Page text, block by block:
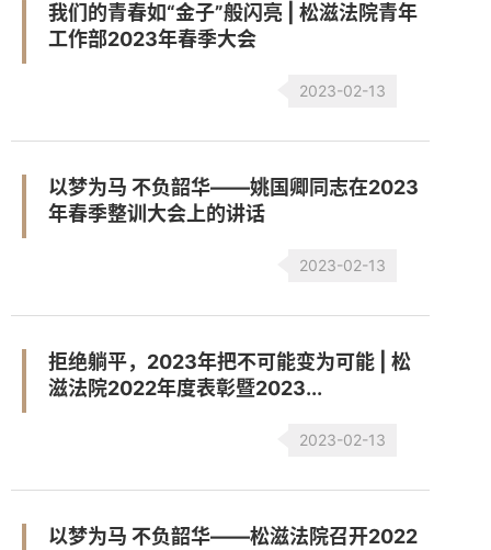
我们的青春如“金子”般闪亮 | 松滋法院青年
工作部2023年春季大会
2023-02-13
以梦为马 不负韶华——姚国卿同志在2023
年春季整训大会上的讲话
2023-02-13
拒绝躺平，2023年把不可能变为可能 | 松
滋法院2022年度表彰暨2023...
2023-02-13
以梦为马 不负韶华——松滋法院召开2022